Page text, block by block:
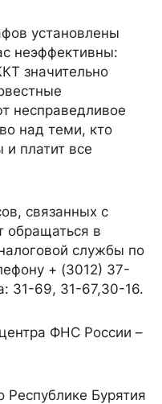
установлены
неэффективны:
значительно
несправедливое
над теми, кто
и платит все
связанных с
обращаться в
службы по
+ (3012) 37-
31-69, 31-67,30-16.
ФНС России –
Бурятия